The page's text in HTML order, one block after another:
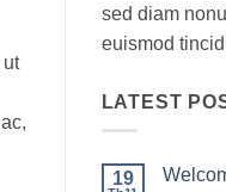
ut
sed diam
euismod
LATEST
19